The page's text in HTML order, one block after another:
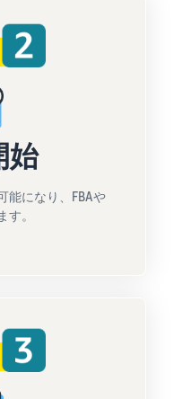
始
能になり、FBAや
。